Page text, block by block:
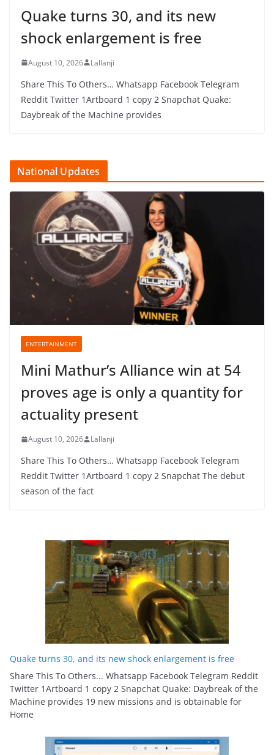
Quake turns 30, and its new
shock enlargement is free
August 10, 2026 Lallanji
Share This To Others… Whatsapp Facebook Telegram
Reddit Twitter 1Artboard 1 copy 2 Snapchat Quake:
Daybreak of the Machine provides
National Updates
ENTERTAINMENT
Mini Mathur’s Alliance win at 54
proves age is only a quantity for
actuality present
August 10, 2026 Lallanji
Share This To Others… Whatsapp Facebook Telegram
Reddit Twitter 1Artboard 1 copy 2 Snapchat The debut
season of the fact
Quake turns 30, and its new shock enlargement is free
Share This To Others... Whatsapp Facebook Telegram Reddit
Twitter 1Artboard 1 copy 2 Snapchat Quake: Daybreak of the
Machine provides 19 new missions and is obtainable for
Home